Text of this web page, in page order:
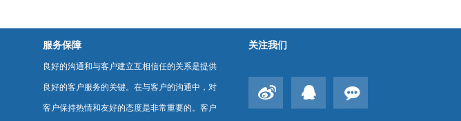
服务保障
良好的沟通和与客户建立互相信任的关系是提供
良好的客户服务的关键。在与客户的沟通中，对
客户保持热情和友好的态度是非常重要的。客户
关注我们